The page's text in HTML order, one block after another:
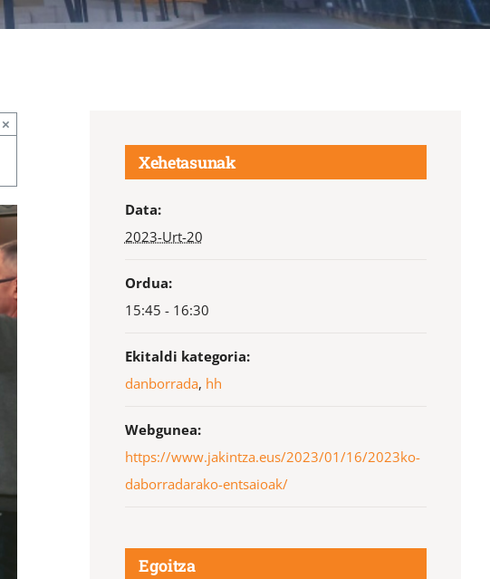
×
Xehetasunak
Data:
2023-Urt-20
Ordua:
15:45 - 16:30
Ekitaldi kategoria:
danborrada, hh
Webgunea:
https://www.jakintza.eus/2023/01/16/2023ko-
daborradarako-entsaioak/
Egoitza